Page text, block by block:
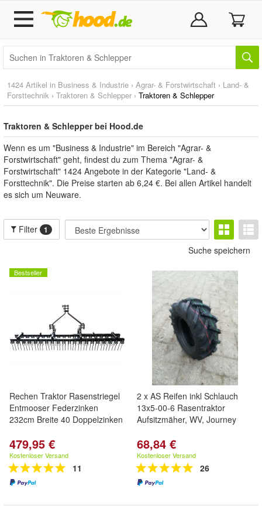
1424 Artikel in Business & Industrie › Agrar- & Forstwirtschaft › Land- &
Forsttechnik › Traktoren & Schlepper › Traktoren & Schlepper
Traktoren & Schlepper bei Hood.de
Wenn es um "Business & Industrie" im Bereich "Agrar- &
Forstwirtschaft" geht, findest du zum Thema "Agrar- &
Forstwirtschaft" 1424 Angebote in der Kategorie "Land- &
Forsttechnik". Die Preise starten ab 6,24 €. Bei allen Artikel handelt
es sich um Neuware.
Filter 1
Suche speichern
Bestseller
Rechen Traktor Rasenstriegel
Entmooser Federzinken
232cm Breite 40 Doppelzinken
479,95 €
Kostenloser Versand
11
2 x AS Reifen inkl Schlauch
13x5-00-6 Rasentraktor
Aufsitzmäher, WV, Journey
68,84 €
Kostenloser Versand
26